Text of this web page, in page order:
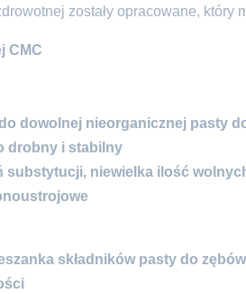
zostały opracowane,
CMC
dowolnej nieorganicznej pasty
drobny i stabilny
niewielka ilość
składników pasty do zębów